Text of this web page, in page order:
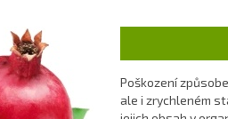
Poškození
ale i zrychleném